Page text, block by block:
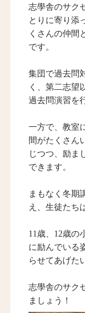
志學舎のサク
とりに寄り添
くさんの仲間
です。
集団で過去問
く、第二志望
過去問演習を
一方で、教室
間がたくさん
じつつ、励ま
できます。
まもなく冬期
え、生徒たち
11歳、12歳の
に励んでいる
らせてあげた
志學舎のサク
ましょう！